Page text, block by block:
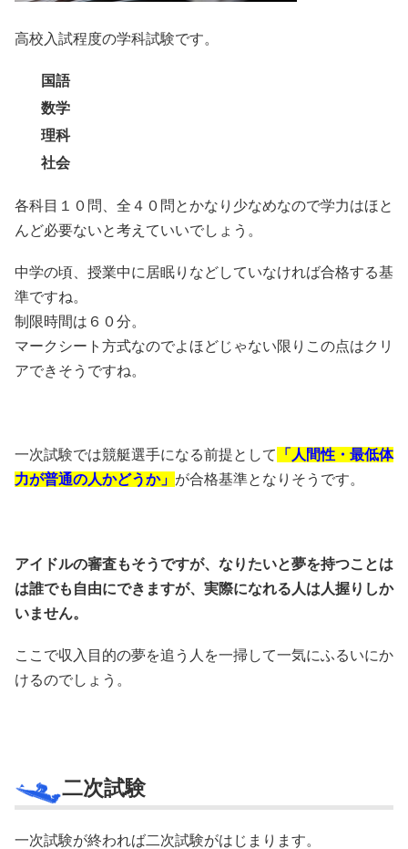
高校入試程度の学科試験です。
国語
数学
理科
社会
各科目１０問、全４０問とかなり少なめなので学力はほと
んど必要ないと考えていいでしょう。
中学の頃、授業中に居眠りなどしていなければ合格する基
準ですね。
制限時間は６０分。
マークシート方式なのでよほどじゃない限りこの点はクリ
アできそうですね。
一次試験では競艇選手になる前提として
「人間性・最低体
力が普通の人かどうか」 が合格基準となりそうです。
アイドルの審査もそうですが、なりたいと夢を持つことは
は誰でも自由にできますが、実際になれる人は人握りしか
いません。
ここで収入目的の夢を追う人を一掃して一気にふるいにか
けるのでしょう。
二次試験
一次試験が終われば二次試験がはじまります。